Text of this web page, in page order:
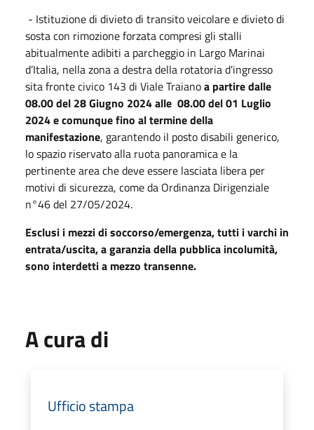
- Istituzione di divieto di transito veicolare e divieto di
sosta con rimozione forzata compresi gli stalli
abitualmente adibiti a parcheggio in Largo Marinai
d’Italia, nella zona a destra della rotatoria d'ingresso
sita fronte civico 143 di Viale Traianoa partire dalle
08.00 del 28 Giugno 2024 alle 08.00 del 01 Luglio
2024 e comunque fino al termine della
manifestazione, garantendo il posto disabili generico,
lo spazio riservato alla ruota panoramica e la
pertinente area che deve essere lasciata libera per
motivi di sicurezza, come da Ordinanza Dirigenziale
n°46 del 27/05/2024.
Esclusi i mezzi di soccorso/emergenza, tutti i varchi in
entrata/uscita, a garanzia della pubblica incolumità,
sono interdetti a mezzo transenne.
A cura di
Ufficio stampa